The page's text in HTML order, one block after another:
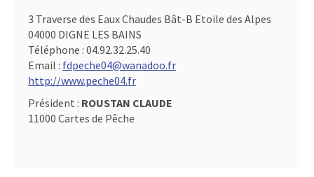
3 Traverse des Eaux Chaudes Bât-B Etoile des Alpes
04000 DIGNE LES BAINS
Téléphone : 04.92.32.25.40
Email : fdpeche04@wanadoo.fr
http://www.peche04.fr
Président : ROUSTAN CLAUDE
11000 Cartes de Pêche